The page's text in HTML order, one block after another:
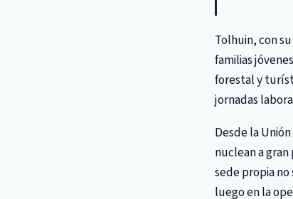
Tolhuin, con
familias
forestal y
jornadas
Desde la
nuclean a
sede propia
luego en la